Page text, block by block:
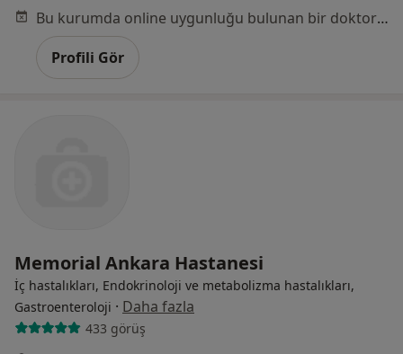
Bu kurumda online uygunluğu bulunan bir doktor veya uzman bulunamadı
Profili Gör
Memorial Ankara Hastanesi
İç hastalıkları, Endokrinoloji ve metabolizma hastalıkları,
Gastroenteroloji · Daha fazla
433 görüş